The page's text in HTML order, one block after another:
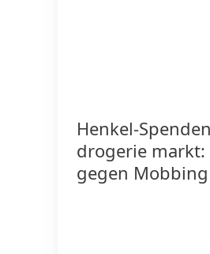
Henkel-
drogerie markt:
gegen Mobbing